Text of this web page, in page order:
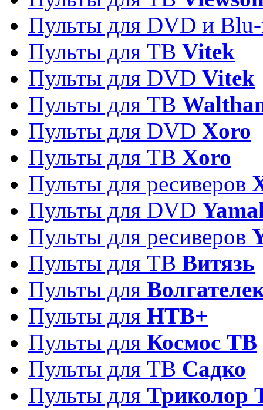
Пульты для DVD и
Пульты для ТВ Vitek
Пульты для DVD Vitek
Пульты для ТВ
Пульты для DVD Xoro
Пульты для ТВ Xoro
Пульты для ресиверов
Пульты для DVD
Пульты для ресиверов
Пульты для ТВ Витязь
Пульты для
Пульты для НТВ+
Пульты для Космос ТВ
Пульты для ТВ Садко
Пульты для Триколор